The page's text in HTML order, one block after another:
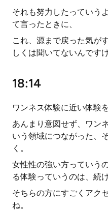
それも努力したっていう
て言ったときに、
これ、源まで戻った気が
しくは聞いてないんです
18:14
ワンネス体験に近い体験
あんまり意図せず、ワン
いう領域につながった、
く。
女性性の強い方っていう
る体験っていうのは、続
そちらの方にすごくアク
ね。